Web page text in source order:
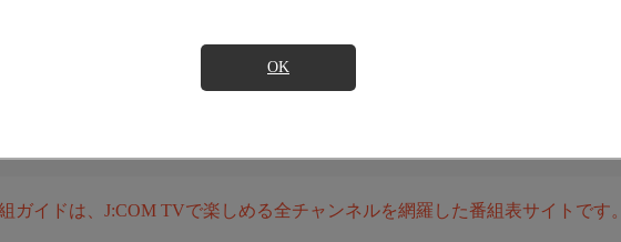
OK
ガイドは、J:COM TVで楽しめる全チャンネルを網羅した番組表サイトです。